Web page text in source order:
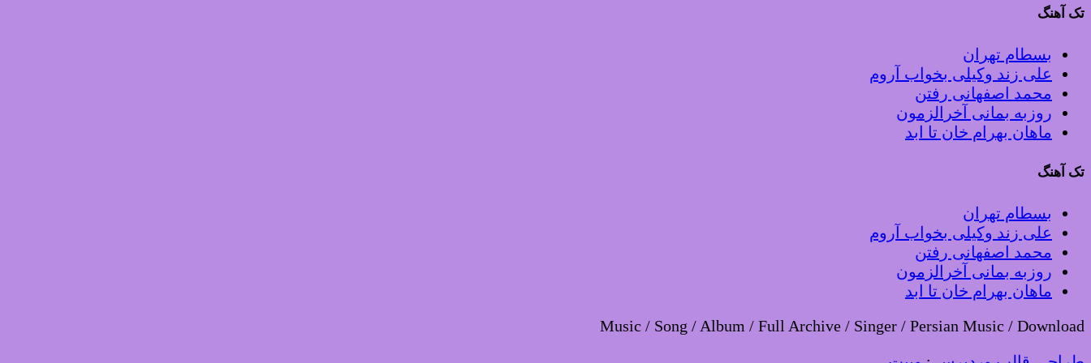
تک آهنگ
بسطام تهران
علی زند وکیلی بخواب آروم
محمد اصفهانی رفتن
روزبه بمانی آخرالزمون
ماهان بهرام خان تا ابد
تک آهنگ
بسطام تهران
علی زند وکیلی بخواب آروم
محمد اصفهانی رفتن
روزبه بمانی آخرالزمون
ماهان بهرام خان تا ابد
Music / Song / Album / Full Archive / Singer / Persian Music / Download